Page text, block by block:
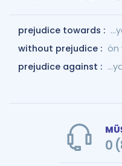
prejudice towards :
without prejudice : ön
prejudice against :
0